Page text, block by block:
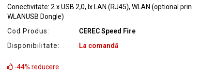
Conectivitate: 2 x USB 2,0, lx LAN (RJ45), WLAN (optional prin
WLANUSB Dongle)
Cod Produs:
CEREC Speed Fire
Disponibilitate:
La comandă
-44% reducere